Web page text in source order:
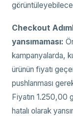
Checkout
yansımaması:
kampanyalarda,
ürünün fiyatı
pushlanması
Fiyatın 1.250,00
hatalı olarak